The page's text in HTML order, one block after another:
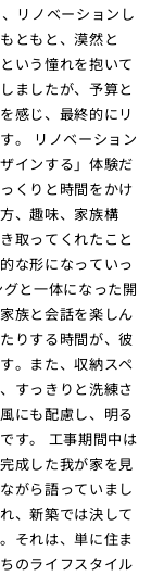
リノベーションし
ともと、漠然と
いう憧れを抱いて
ましたが、予算と
感じ、最終的にリ
。 リノベーション
インする」体験だ
くりと時間をかけ
、趣味、家族構
取ってくれたこと
な形になっていっ
と一体になった開
族と会話を楽しん
りする時間が、彼
。また、収納スペ
すっきりと洗練さ
にも配慮し、明る
す。 工事期間中は
成した我が家を見
がら語っていまし
、新築では決して
それは、単に住ま
のライフスタイル